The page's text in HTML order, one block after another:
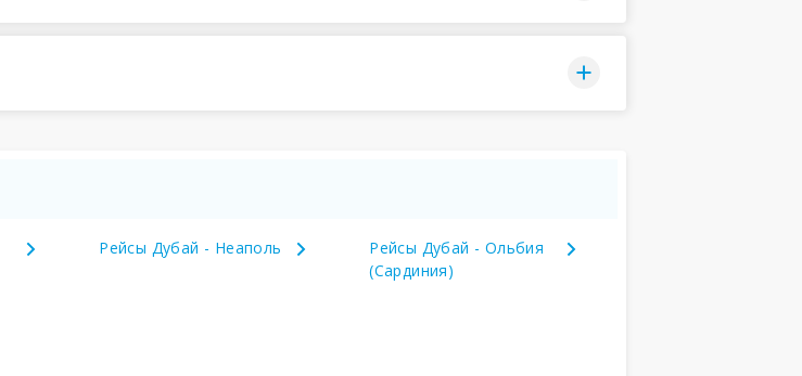
Рейсы Дубай - Неаполь
Рейсы Дубай - Ольбия
(Сардиния)